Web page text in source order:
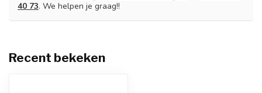
40 73. We helpen je graag!!
Recent bekeken